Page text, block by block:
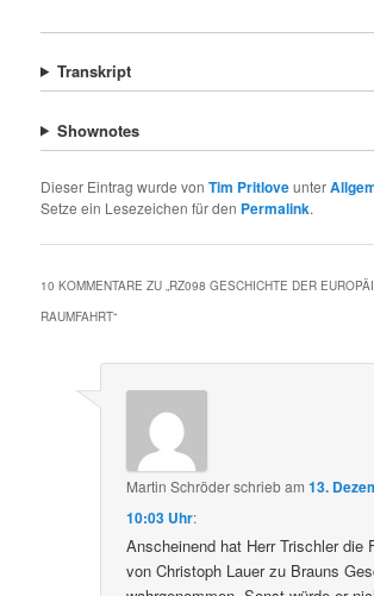
Transkript
Shownotes
Dieser Eintrag wurde vonTim Pritloveunter
Setze ein Lesezeichen für den Permalink.
10 KOMMENTARE ZU „RZ098 GESCHICHTE DER
RAUMFAHRT“
Martin Schröderschriebam13.
10:03 Uhr:
Anscheinend hat Herr Trischler die
von Christoph Lauer zu Brauns